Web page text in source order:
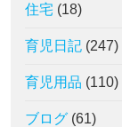
住宅 (18)
育児日記 (247)
育児用品 (110)
ブログ (61)